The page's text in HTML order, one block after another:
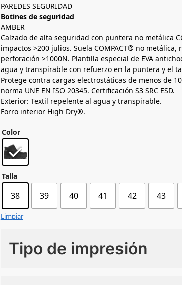
PAREDES SEGURIDAD
Botines de seguridad
AMBER
Calzado de alta seguridad con puntera no metálica
impactos >200 julios. Suela COMPACT® no metálica,
perforación >1000N. Plantilla especial de EVA
agua y transpirable con refuerzo en la puntera y el
Protege contra cargas electrostáticas de menos de
norma UNE EN ISO 20345. Certificación S3 SRC ESD.
Exterior: Textil repelente al agua y transpirable.
Forro interior High Dry®.
Color
Talla
38 39 40 41 42 43
Limpiar
Tipo de impresión